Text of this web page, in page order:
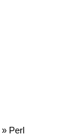
» Perl